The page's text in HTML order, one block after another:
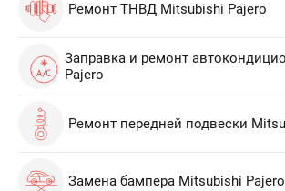
Ремонт ТНВД Mitsubishi Pajero
Заправка и ремонт
Pajero
Ремонт передней подвески
Замена бампера Mitsubishi Pajero